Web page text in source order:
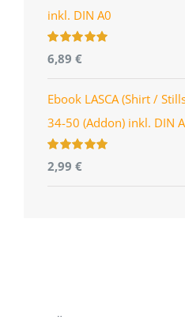
inkl. DIN A0
Bewertet
mit5.00
5
6,89 €
Ebook LASCA (Shirt /
34-50 (Addon) inkl. DIN
Bewertet
mit 5.00
5
2,99 €